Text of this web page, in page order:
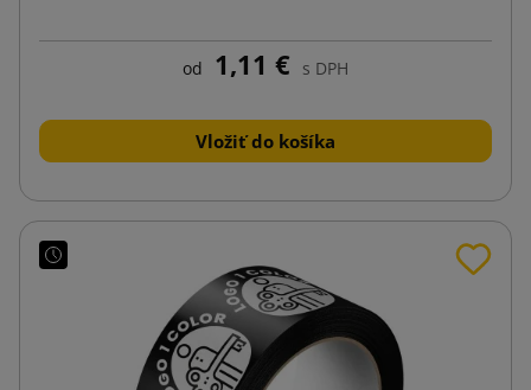
od 1,11 € s DPH
Vložiť do košíka